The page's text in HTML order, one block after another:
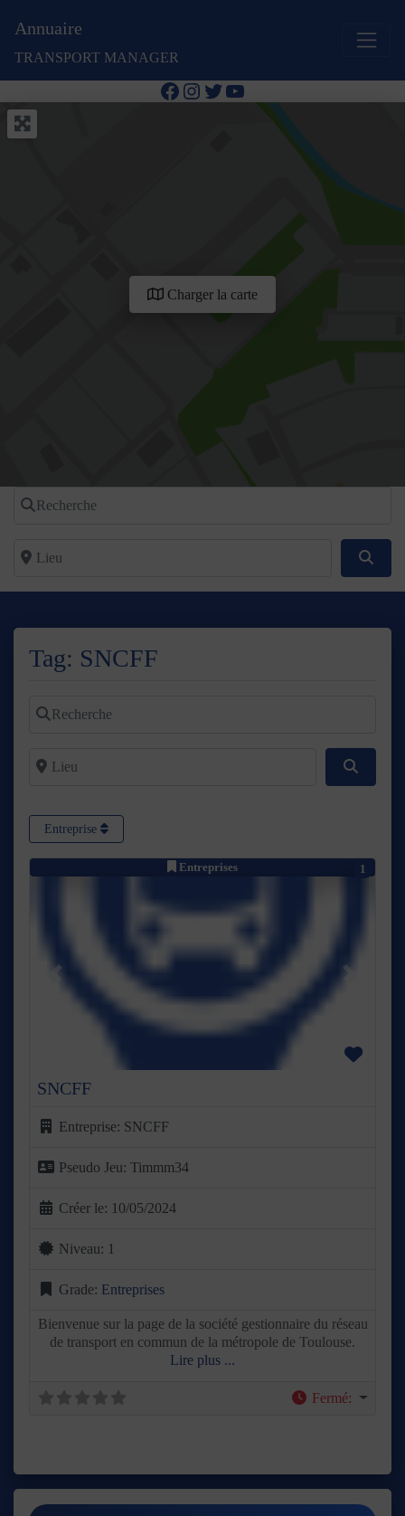
Annuaire
TRANSPORT MANAGER
Facebook
Instagram
Twitter
YouTube
Charger la carte
Recherche
Lieu
Tag: SNCFF
Recherche
Lieu
Entreprise
Entreprises 1
Précédent
SNCFF
Entreprise: SNCFF
Pseudo Jeu: Timmm34
Créer le: 10/05/2024
Niveau: 1
Grade: Entreprises
Bienvenue sur la page de la société gestionnaire du réseau
de transport en commun de la métropole de Toulouse.
Lire plus ...
Fermé: